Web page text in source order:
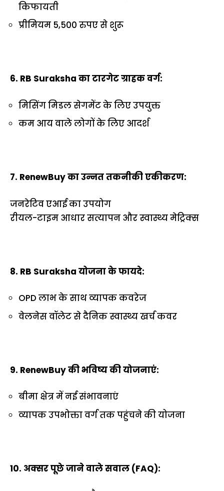
किफायती
प्रीमियम 5,500 रुपए से शुरू
6. RB Suraksha का टारगेट ग्राहक वर्ग:
मिसिंग मिडल सेगमेंट के लिए उपयुक्त
कम आय वाले लोगों के लिए आदर्श
7. RenewBuy का उन्नत तकनीकी एकीकरण:
जनरेटिव एआई का उपयोग
रीयल-टाइम आधार सत्यापन और स्वास्थ्य मेट्रिक्स
8. RB Suraksha योजना के फायदे:
OPD लाभ के साथ व्यापक कवरेज
वेलनेस वॉलेट से दैनिक स्वास्थ्य खर्च कवर
9. RenewBuy की भविष्य की योजनाएं:
बीमा क्षेत्र में नई संभावनाएं
व्यापक उपभोक्ता वर्ग तक पहुंचने की योजना
10. अक्सर पूछे जाने वाले सवाल (FAQ):